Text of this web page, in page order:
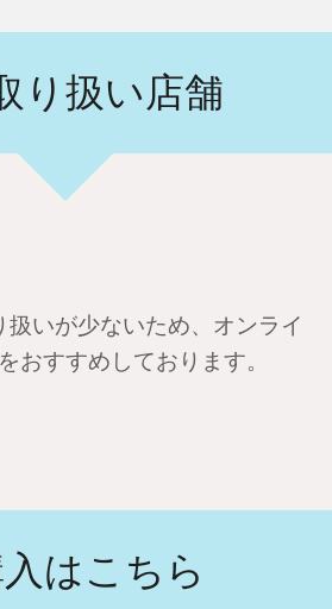
り扱い店舗
いが少ないため、オンライ
おすすめしております。
はこちら